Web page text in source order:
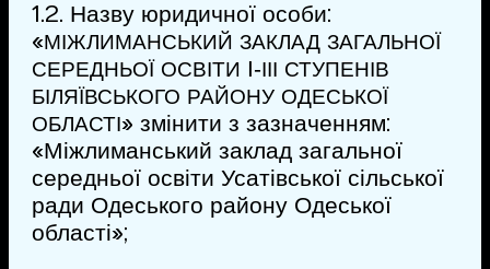
1.2. Назву юридичної особи:
«МІЖЛИМАНСЬКИЙ ЗАКЛАД ЗАГАЛЬНОЇ
СЕРЕДНЬОЇ ОСВІТИ І‑ІІІ СТУПЕНІВ
БІЛЯЇВСЬКОГО РАЙОНУ ОДЕСЬКОЇ
ОБЛАСТІ» змінити з зазначенням:
«Міжлиманський заклад загальної
середньої освіти Усатівської сільської
ради Одеського району Одеської
області»;